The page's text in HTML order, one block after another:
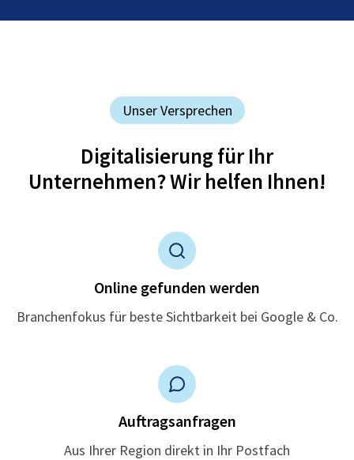
Unser Versprechen
Digitalisierung für Ihr
Unternehmen? Wir helfen Ihnen!
Online gefunden werden
Branchenfokus für beste Sichtbarkeit bei Google & Co.
Auftragsanfragen
Aus Ihrer Region direkt in Ihr Postfach